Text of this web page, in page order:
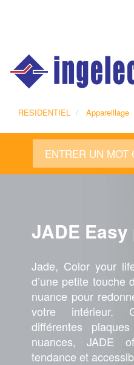
RESIDENTIEL Appareillage
JADE
Jade, Color your
d’une petite touche
nuance pour
votre intérieur.
différentes
nuances, JADE
tendance et